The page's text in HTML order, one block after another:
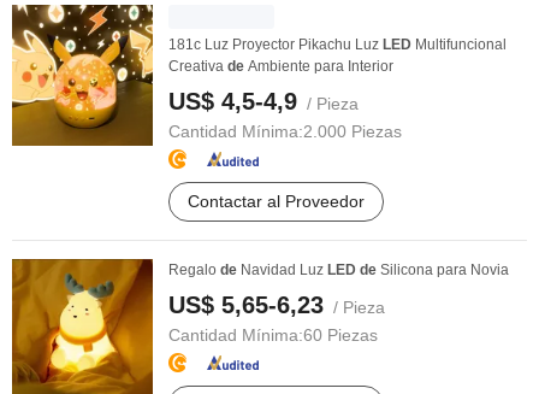
181c Luz Proyector Pikachu Luz LED Multifuncional
Creativa de Ambiente para Interior
US$ 4,5-4,9 / Pieza
Cantidad Mínima:2.000 Piezas
Contactar al Proveedor
Regalo de Navidad Luz LED de Silicona para Novia
US$ 5,65-6,23 / Pieza
Cantidad Mínima:60 Piezas